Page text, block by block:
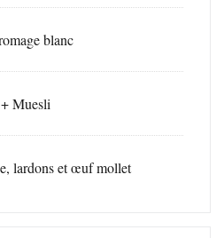
blanc
+ Muesli
lardons et œuf mollet